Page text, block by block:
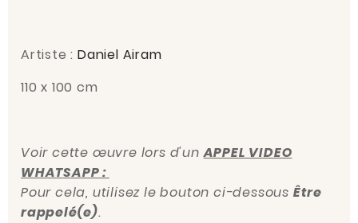
Artiste : Daniel Airam
110 x 100 cm
Voir cette œuvre lors d'unAPPEL VIDEO
WHATSAPP :
Pour cela, utilisez le bouton ci-dessous Être
rappelé(e).